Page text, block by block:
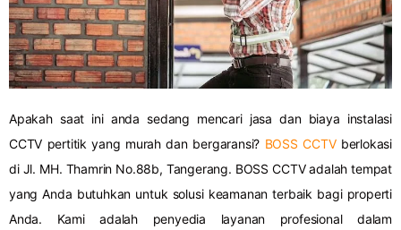
Apakah saat ini anda sedang mencari jasa dan biaya instalasi
CCTV pertitik yang murah dan bergaransi? BOSS CCTVberlokasi
di Jl. MH. Thamrin No.88b, Tangerang. BOSS CCTV adalah tempat
yang Anda butuhkan untuk solusi keamanan terbaik bagi properti
Anda. Kami adalah penyedia layanan profesional dalam